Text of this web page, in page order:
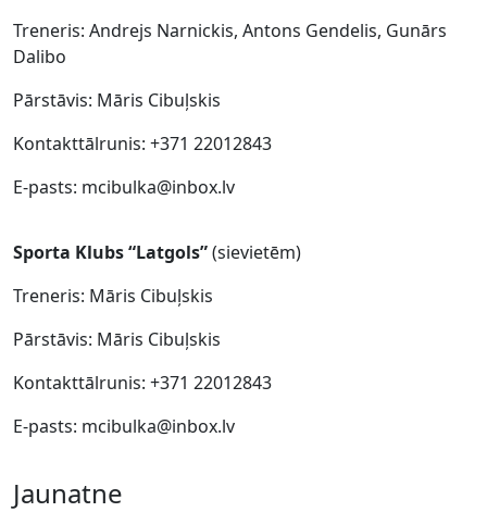
Treneris: Andrejs Narnickis, Antons Gendelis, Gunārs
Dalibo
Pārstāvis: Māris Cibuļskis
Kontakttālrunis: +371 22012843
E-pasts: mcibulka@inbox.lv
Sporta Klubs “Latgols”(sievietēm)
Treneris: Māris Cibuļskis
Pārstāvis: Māris Cibuļskis
Kontakttālrunis: +371 22012843
E-pasts: mcibulka@inbox.lv
Jaunatne